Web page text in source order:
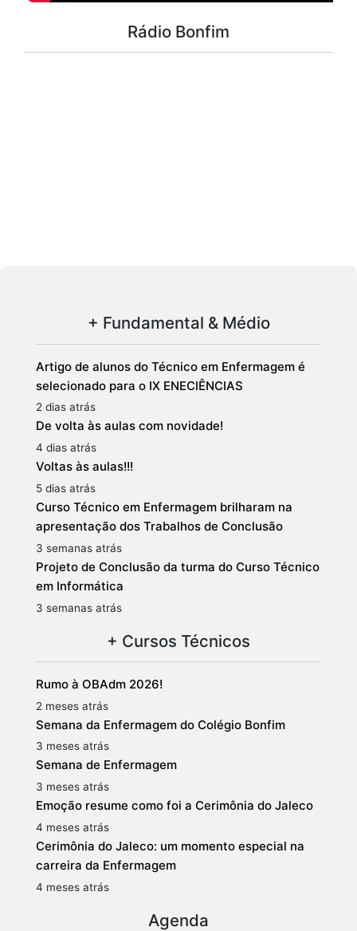
Rádio Bonfim
+ Fundamental & Médio
Artigo de alunos do Técnico em Enfermagem é
selecionado para o IX ENECIÊNCIAS
2 dias atrás
De volta às aulas com novidade!
4 dias atrás
Voltas às aulas!!!
5 dias atrás
Curso Técnico em Enfermagem brilharam na
apresentação dos Trabalhos de Conclusão
3 semanas atrás
Projeto de Conclusão da turma do Curso Técnico
em Informática
3 semanas atrás
+ Cursos Técnicos
Rumo à OBAdm 2026!
2 meses atrás
Semana da Enfermagem do Colégio Bonfim
3 meses atrás
Semana de Enfermagem
3 meses atrás
Emoção resume como foi a Cerimônia do Jaleco
4 meses atrás
Cerimônia do Jaleco: um momento especial na
carreira da Enfermagem
4 meses atrás
Agenda